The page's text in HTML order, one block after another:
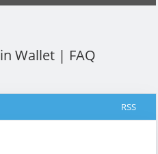
Wallet | FAQ
RSS